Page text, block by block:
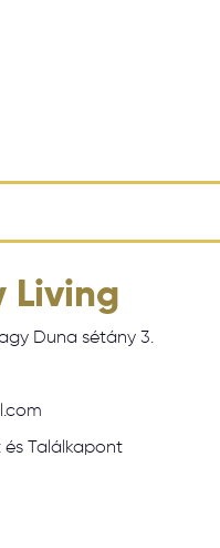
Living
Duna sétány 3.
és Találkapont